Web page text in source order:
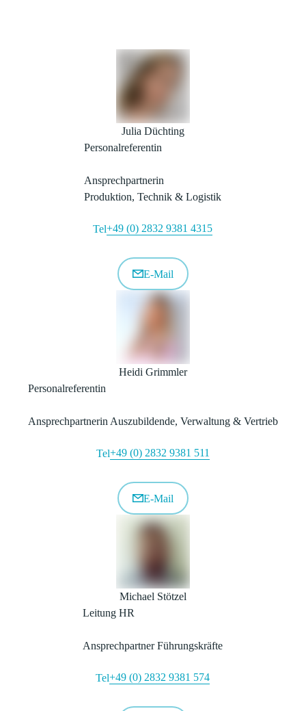
Julia Düchting
Personalreferentin
Ansprechpartnerin
Produktion, Technik & Logistik
Tel+49 (0) 2832 9381 4315
E-Mail
Heidi Grimmler
Personalreferentin
Ansprechpartnerin Auszubildende, Verwaltung & Vertrieb
Tel+49 (0) 2832 9381 511
E-Mail
Michael Stötzel
Leitung HR
Ansprechpartner Führungskräfte
Tel+49 (0) 2832 9381 574